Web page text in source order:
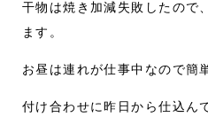
干物は焼き加減失敗したので
ます。
お昼は連れが仕事中なので簡
付け合わせに昨日から仕込ん